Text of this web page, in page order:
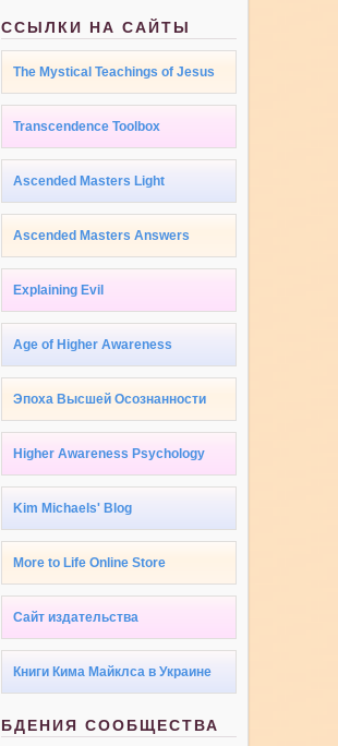
ССЫЛКИ НА САЙТЫ
The Mystical Teachings of Jesus
Transcendence Toolbox
Ascended Masters Light
Ascended Masters Answers
Explaining Evil
Age of Higher Awareness
Эпоха Высшей Осознанности
Higher Awareness Psychology
Kim Michaels' Blog
More to Life Online Store
Сайт издательства
Книги Кима Майклса в Украине
БДЕНИЯ СООБЩЕСТВА